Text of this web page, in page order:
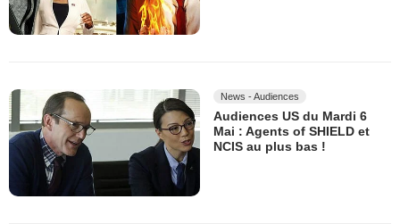
News - Audiences
Audiences US du Mardi 6
Mai : Agents of SHIELD et
NCIS au plus bas !